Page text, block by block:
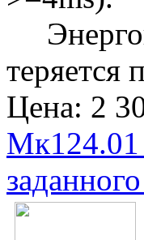
теряется
Цена: 2
Мк124.01